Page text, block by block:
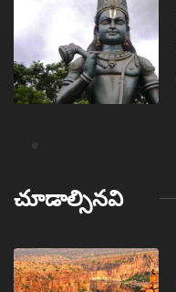
చూడాల్సినవి